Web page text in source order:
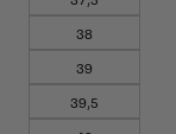
38
39
39,5